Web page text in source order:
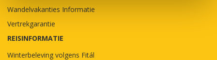
Wandelvakanties Informatie
Vertrekgarantie
REISINFORMATIE
Winterbeleving volgens Fitál